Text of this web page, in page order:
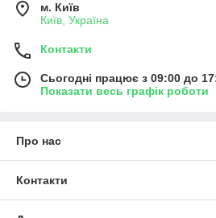
м. Київ
Київ, Україна
Контакти
Сьогодні працює з 09:00 до
Показати весь графік роботи
Про нас
Контакти